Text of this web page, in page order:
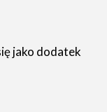
jako dodatek